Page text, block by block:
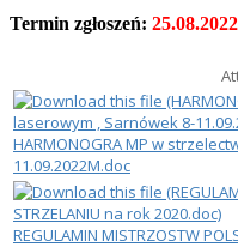
Termin zgłoszeń: 25.08.2022
HARMONOGRA MP w
11.09.2022M.doc
REGULAMIN MISTRZOSTW